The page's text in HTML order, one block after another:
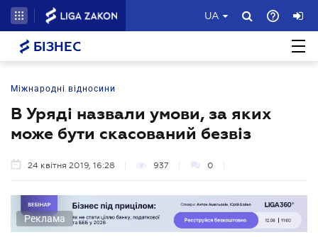
UA
БІЗНЕС
Міжнародні відносини
В Уряді назвали умови, за яких
може бути скасований безвіз
24 квітня 2019, 16:28 937 0
Реклама